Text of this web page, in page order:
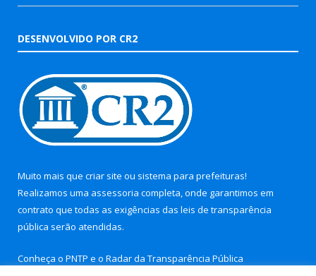
DESENVOLVIDO POR CR2
Muito mais que criar site ou sistema para prefeituras!
Realizamos uma assessoria completa, onde garantimos em
contrato que todas as exigências das leis de transparência
pública serão atendidas.
Conheça o PNTP e o Radar da Transparência Pública